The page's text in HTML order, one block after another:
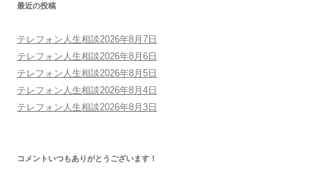
最近の投稿
テレフォン人生相談2026年8月7日
テレフォン人生相談2026年8月6日
テレフォン人生相談2026年8月5日
テレフォン人生相談2026年8月4日
テレフォン人生相談2026年8月3日
コメントいつもありがとうございます！